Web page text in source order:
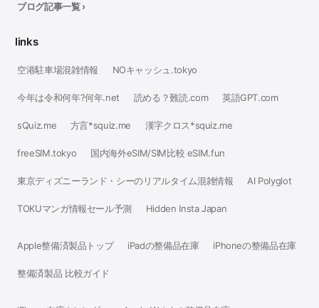
ブログ記事一覧 ›
links
空港駐車場混雑情報 NOキャッシュ.tokyo
今年は令和何年?何年.net 読める？難読.com 英語GPT.com
sQuiz.me 方言*squiz.me 漢字クロス*squiz.me
freeSIM.tokyo 国内海外eSIM/SIM比較 eSIM.fun
東京ディズニーランド・シーのリアルタイム混雑情報 AI Polyglot
TOKUマンガ情報セール予測 Hidden Insta Japan
Apple整備済製品トップ iPadの整備品在庫 iPhoneの整備品在庫
整備済製品 比較ガイド